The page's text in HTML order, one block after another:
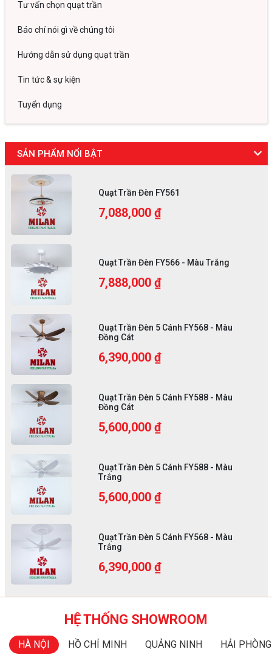
Tư vấn chọn quạt trần
Báo chí nói gì về chúng tôi
Hướng dẫn sử dụng quạt trần
Tin tức & sự kiện
Tuyển dụng
SẢN PHẨM NỔI BẬT
Quạt Trần Đèn FY561
7,088,000 ₫
Quạt Trần Đèn FY566 - Màu Trắng
7,888,000 ₫
Quạt Trần Đèn 5 Cánh FY568 - Màu
Đồng Cát
6,390,000 ₫
Quạt Trần Đèn 5 Cánh FY588 - Màu
Đồng Cát
5,600,000 ₫
Quạt Trần Đèn 5 Cánh FY588 - Màu
Trắng
5,600,000 ₫
Quạt Trần Đèn 5 Cánh FY568 - Màu
Trắng
6,390,000 ₫
HỆ THỐNG SHOWROOM
HÀ NỘI HỒ CHÍ MINH QUẢNG NINH HẢI PHÒNG